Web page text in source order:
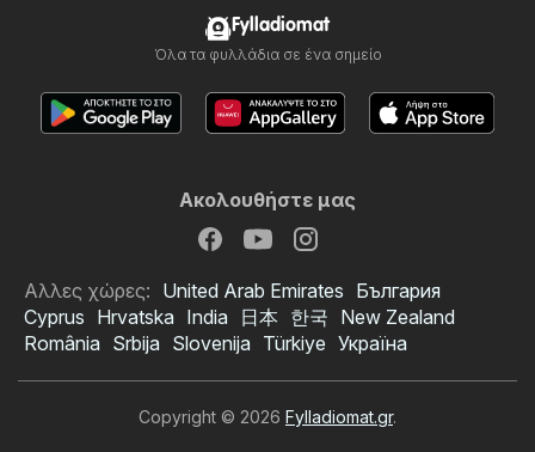
Fylladiomat
Όλα τα φυλλάδια σε ένα σημείο
Ακολουθήστε μας
Αλλες χώρες: United Arab Emirates България
Cyprus Hrvatska India 日本 한국 New Zealand
România Srbija Slovenija Türkiye Україна
Copyright © 2026 Fylladiomat.gr.